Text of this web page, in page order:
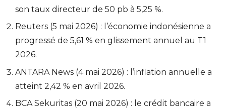
son taux directeur de 50 pb à 5,25 %.
Reuters (5 mai 2026) : l’économie indonésienne a
progressé de 5,61 % en glissement annuel au T1
2026.
ANTARA News (4 mai 2026) : l’inflation annuelle a
atteint 2,42 % en avril 2026.
BCA Sekuritas (20 mai 2026) : le crédit bancaire a